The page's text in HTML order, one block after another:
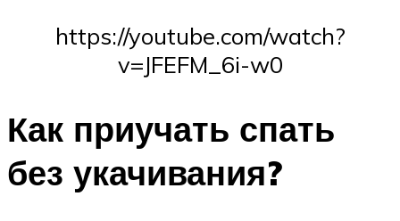
https://youtube.com/watch?
v=JFEFM_6i-w0
Как приучать спать
без укачивания?